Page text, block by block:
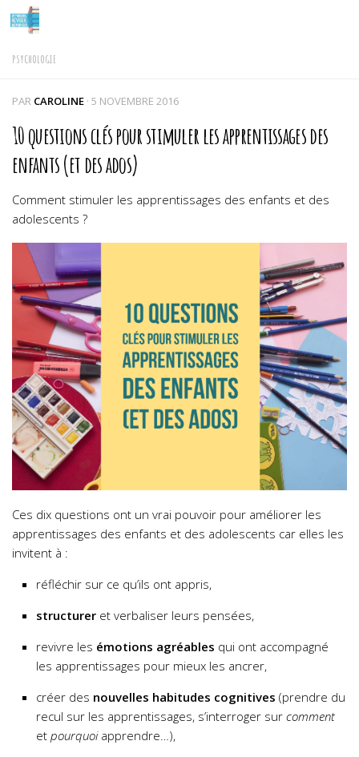
Skip to content
PSYCHOLOGIE
PAR CAROLINE · 5 NOVEMBRE 2016
10 questions clés pour stimuler les apprentissages des
enfants (et des ados)
Comment stimuler les apprentissages des enfants et des
adolescents ?
Ces dix questions ont un vrai pouvoir pour améliorer les
apprentissages des enfants et des adolescents car elles les
invitent à :
réfléchir sur ce qu’ils ont appris,
structurer et verbaliser leurs pensées,
revivre les émotions agréables qui ont accompagné
les apprentissages pour mieux les ancrer,
créer des nouvelles habitudes cognitives (prendre du
recul sur les apprentissages, s’interroger sur comment
et pourquoiapprendre…),